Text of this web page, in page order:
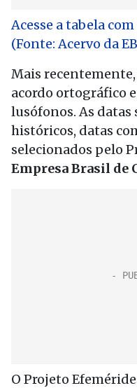
Acesse a tabela
(Fonte: Acervo da
Mais recentemente,
acordo ortográfico
lusófonos. As datas
históricos, datas
selecionados pelo
Empresa Brasil de
O Projeto